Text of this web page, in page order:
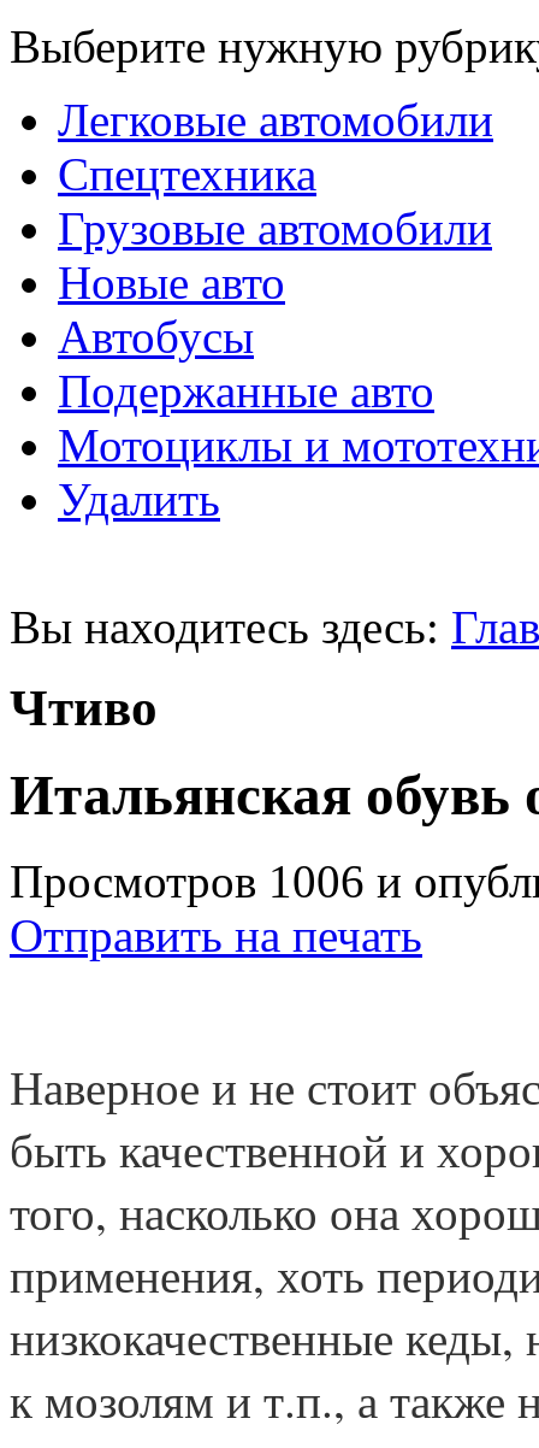
Выберите нужную
Легковые автомобили
Спецтехника
Грузовые автомобили
Новые авто
Автобусы
Подержанные авто
Мотоциклы и
Удалить
Вы находитесь здесь:
Чтиво
Итальянская обувь
Просмотров 1006 и
Отправить на печать
Наверное и не стоит
быть качественной и
того, насколько она
применения, хоть
низкокачественные
к мозолям и т.п., а также